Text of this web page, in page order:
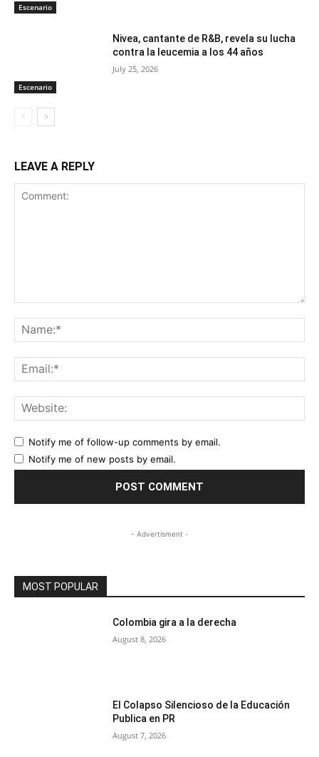
Escenario
Escenario
Nivea, cantante de R&B, revela su lucha
contra la leucemia a los 44 años
July 25, 2026
LEAVE A REPLY
Notify me of follow-up comments by email.
Notify me of new posts by email.
- Advertisment -
MOST POPULAR
Colombia gira a la derecha
August 8, 2026
El Colapso Silencioso de la Educación
Publica en PR
August 7, 2026